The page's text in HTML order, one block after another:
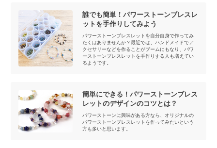
誰でも簡単！パワーストーンブレスレ
ットを手作りしてみよう
パワーストーンブレスレットを自分自身で作ってみ
たくはありませんか？最近では、ハンドメイドでア
クセサリーなどを作ることがブームにもなり、パワ
ーストーンブレスレットを手作りする人も増えてい
るようです。
簡単にできる！パワーストーンブレス
レットのデザインのコツとは？
パワーストーンに興味がある方なら、オリジナルの
パワーストーンブレスレットを作ってみたいという
方も多いと思います。